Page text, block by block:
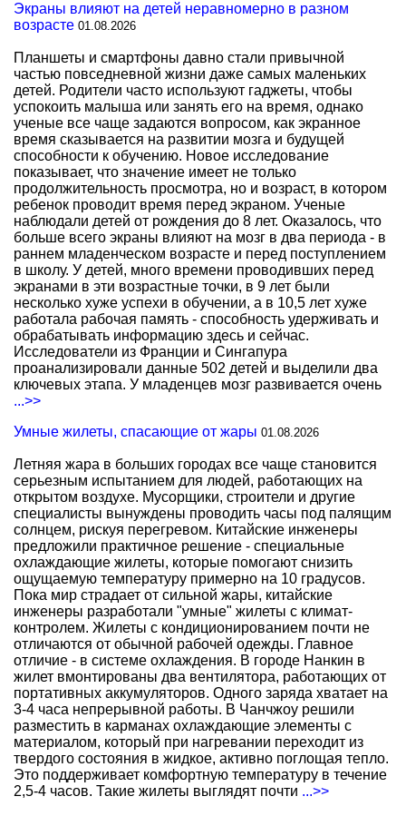
Экраны влияют на детей неравномерно в разном
возрасте 01.08.2026
Планшеты и смартфоны давно стали привычной
частью повседневной жизни даже самых маленьких
детей. Родители часто используют гаджеты, чтобы
успокоить малыша или занять его на время, однако
ученые все чаще задаются вопросом, как экранное
время сказывается на развитии мозга и будущей
способности к обучению. Новое исследование
показывает, что значение имеет не только
продолжительность просмотра, но и возраст, в котором
ребенок проводит время перед экраном. Ученые
наблюдали детей от рождения до 8 лет. Оказалось, что
больше всего экраны влияют на мозг в два периода - в
раннем младенческом возрасте и перед поступлением
в школу. У детей, много времени проводивших перед
экранами в эти возрастные точки, в 9 лет были
несколько хуже успехи в обучении, а в 10,5 лет хуже
работала рабочая память - способность удерживать и
обрабатывать информацию здесь и сейчас.
Исследователи из Франции и Сингапура
проанализировали данные 502 детей и выделили два
ключевых этапа. У младенцев мозг развивается очень
...>>
Умные жилеты, спасающие от жары 01.08.2026
Летняя жара в больших городах все чаще становится
серьезным испытанием для людей, работающих на
открытом воздухе. Мусорщики, строители и другие
специалисты вынуждены проводить часы под палящим
солнцем, рискуя перегревом. Китайские инженеры
предложили практичное решение - специальные
охлаждающие жилеты, которые помогают снизить
ощущаемую температуру примерно на 10 градусов.
Пока мир страдает от сильной жары, китайские
инженеры разработали "умные" жилеты с климат-
контролем. Жилеты с кондиционированием почти не
отличаются от обычной рабочей одежды. Главное
отличие - в системе охлаждения. В городе Нанкин в
жилет вмонтированы два вентилятора, работающих от
портативных аккумуляторов. Одного заряда хватает на
3-4 часа непрерывной работы. В Чанчжоу решили
разместить в карманах охлаждающие элементы с
материалом, который при нагревании переходит из
твердого состояния в жидкое, активно поглощая тепло.
Это поддерживает комфортную температуру в течение
2,5-4 часов. Такие жилеты выглядят почти ...>>